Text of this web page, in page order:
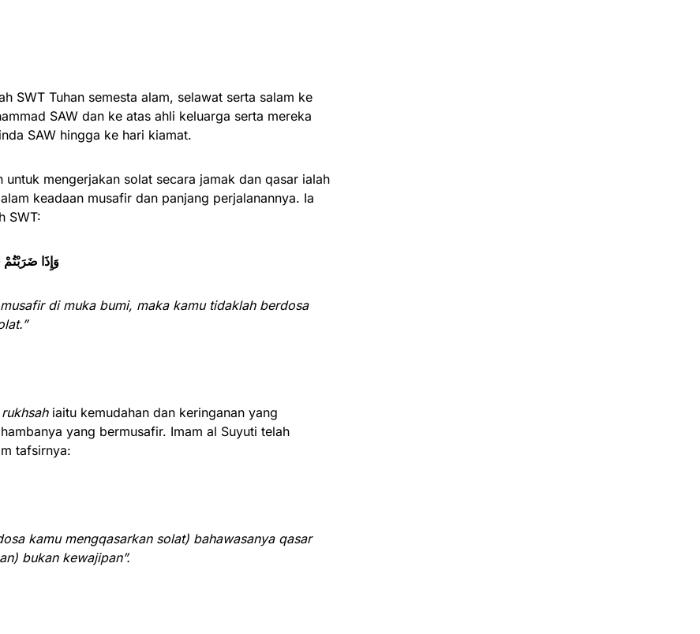
SWT Tuhan semesta alam, selawat serta salam ke
SAW dan ke atas ahli keluarga serta mereka
SAW hingga ke hari kiamat.
mengerjakan solat secara jamak dan qasar ialah
keadaan musafir dan panjang perjalanannya. Ia
SWT:
وَإِذَا
di muka bumi, maka kamu tidaklah berdosa
rukhsahiaitu kemudahan dan keringanan yang
yang bermusafir. Imam al Suyuti telah
tafsirnya:
kamu mengqasarkan solat) bahawasanya qasar
bukan kewajipan”.